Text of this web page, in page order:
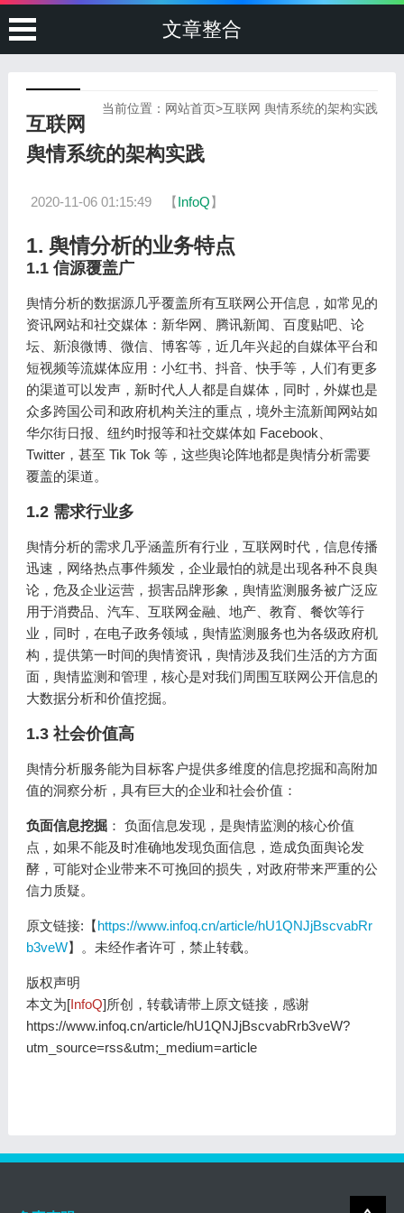
文章整合
当前位置： 网站首页>互联网 舆情系统的架构实践
互联网
舆情系统的架构实践
2020-11-06 01:15:49 【InfoQ】
1. 舆情分析的业务特点
1.1 信源覆盖广
舆情分析的数据源几乎覆盖所有互联网公开信息，如常见的
资讯网站和社交媒体：新华网、腾讯新闻、百度贴吧、论
坛、新浪微博、微信、博客等，近几年兴起的自媒体平台和
短视频等流媒体应用：小红书、抖音、快手等，人们有更多
的渠道可以发声，新时代人人都是自媒体，同时，外媒也是
众多跨国公司和政府机构关注的重点，境外主流新闻网站如
华尔街日报、纽约时报等和社交媒体如 Facebook、
Twitter，甚至 Tik Tok 等，这些舆论阵地都是舆情分析需要
覆盖的渠道。
1.2 需求行业多
舆情分析的需求几乎涵盖所有行业，互联网时代，信息传播
迅速，网络热点事件频发，企业最怕的就是出现各种不良舆
论，危及企业运营，损害品牌形象，舆情监测服务被广泛应
用于消费品、汽车、互联网金融、地产、教育、餐饮等行
业，同时，在电子政务领域，舆情监测服务也为各级政府机
构，提供第一时间的舆情资讯，舆情涉及我们生活的方方面
面，舆情监测和管理，核心是对我们周围互联网公开信息的
大数据分析和价值挖掘。
1.3 社会价值高
舆情分析服务能为目标客户提供多维度的信息挖掘和高附加
值的洞察分析，具有巨大的企业和社会价值：
负面信息挖掘： 负面信息发现，是舆情监测的核心价值
点，如果不能及时准确地发现负面信息，造成负面舆论发
酵，可能对企业带来不可挽回的损失，对政府带来严重的公
信力质疑。
原文链接:【https://www.infoq.cn/article/hU1QNJjBscvabRr
b3veW】。未经作者许可，禁止转载。
版权声明
本文为[InfoQ]所创，转载请带上原文链接，感谢
https://www.infoq.cn/article/hU1QNJjBscvabRrb3veW?
utm_source=rss&utm;_medium=article